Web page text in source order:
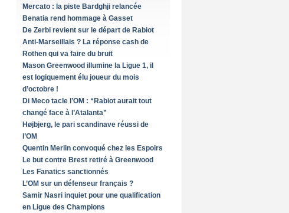
Mercato : la piste Bardghji relancée
Benatia rend hommage à Gasset
De Zerbi revient sur le départ de Rabiot
Anti-Marseillais ? La réponse cash de
Rothen qui va faire du bruit
Mason Greenwood illumine la Ligue 1, il
est logiquement élu joueur du mois
d’octobre !
Di Meco tacle l’OM : “Rabiot aurait tout
changé face à l’Atalanta”
Højbjerg, le pari scandinave réussi de
l’OM
Quentin Merlin convoqué chez les Espoirs
Le but contre Brest retiré à Greenwood
Les Fanatics sanctionnés
L’OM sur un défenseur français ?
Samir Nasri inquiet pour une qualification
en Ligue des Champions